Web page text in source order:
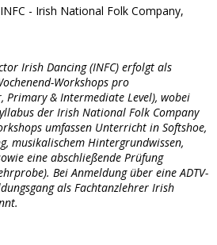
- Irish National Folk Company,
Irish Dancing (INFC) erfolgt als
Workshops pro
Primary & Intermediate Level), wobei
der Irish National Folk Company
umfassen Unterricht in Softshoe,
musikalischem Hintergrundwissen,
eine abschließende Prüfung
Bei Anmeldung über eine ADTV-
als Fachtanzlehrer Irish